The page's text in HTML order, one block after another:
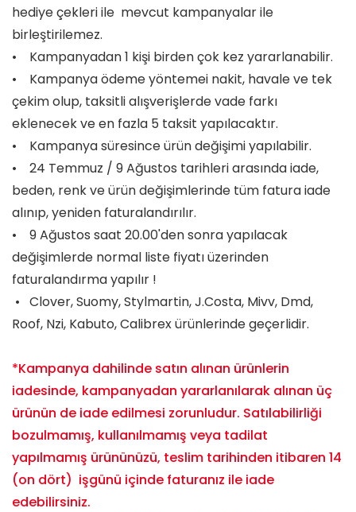
hediye çekleri ile mevcut kampanyalar ile
birleştirilemez.
• Kampanyadan 1 kişi birden çok kez yararlanabilir.
• Kampanya ödeme yöntemei nakit, havale ve tek
çekim olup, taksitli alışverişlerde vade farkı
eklenecek ve en fazla 5 taksit yapılacaktır.
• Kampanya süresince ürün değişimi yapılabilir.
• 24 Temmuz / 9 Ağustos tarihleri arasında iade,
beden, renk ve ürün değişimlerinde tüm fatura iade
alınıp, yeniden faturalandırılır.
• 9 Ağustos saat 20.00'den sonra yapılacak
değişimlerde normal liste fiyatı üzerinden
faturalandırma yapılır !
• Clover, Suomy, Stylmartin, J.Costa, Mivv, Dmd,
Roof, Nzi, Kabuto, Calibrex ürünlerinde geçerlidir.
*Kampanya dahilinde satın alınan ürünlerin
iadesinde, kampanyadan yararlanılarak alınan üç
ürünün de iade edilmesi zorunludur. Satılabilirliği
bozulmamış, kullanılmamış veya tadilat
yapılmamış ürününüzü, teslim tarihinden itibaren 14
(on dört) işgünü içinde faturanız ile iade
edebilirsiniz.